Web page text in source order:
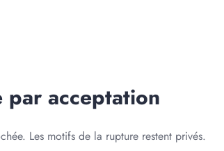
par acceptation
Les motifs de la rupture restent privés.